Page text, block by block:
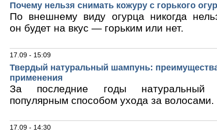
Почему нельзя снимать кожуру с горького
По внешнему виду огурца никогда
он будет на вкус — горьким или нет.
17.09 - 15:09
Твердый натуральный шампунь:
применения
За последние годы натуральный
популярным способом ухода за волосами.
17.09 - 14:30